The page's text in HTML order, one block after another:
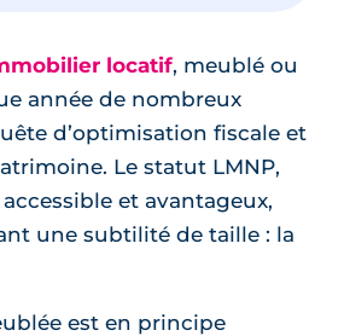
locatif, meublé ou
année de nombreux
d’optimisation fiscale et
Le statut LMNP,
et avantageux,
une subtilité de taille : la
est en principe